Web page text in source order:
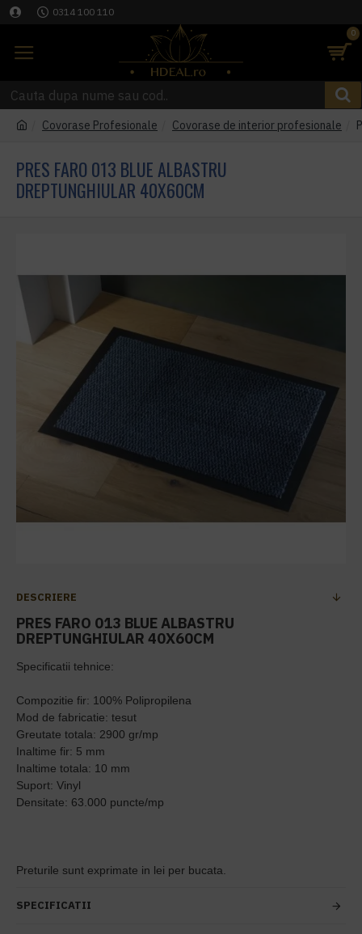
0314 100 110
0
Covorase Profesionale Covorase de interior profesionale
PRES FARO 013 BLUE ALBASTRU
DREPTUNGHIULAR 40X60CM
DESCRIERE
PRES FARO 013 BLUE ALBASTRU
DREPTUNGHIULAR 40X60CM
Specificatii tehnice:
Compozitie fir: 100% Polipropilena
Mod de fabricatie: tesut
Greutate totala: 2900 gr/mp
Inaltime fir: 5 mm
Inaltime totala: 10 mm
Suport: Vinyl
Densitate: 63.000 puncte/mp
Preturile sunt exprimate in lei per bucata.
SPECIFICATII